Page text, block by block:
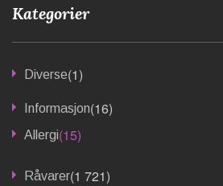
Kategorier
Diverse(1)
Informasjon(16)
Allergi(15)
Råvarer(1 721)